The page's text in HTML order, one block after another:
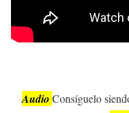
Audio Consíguelo